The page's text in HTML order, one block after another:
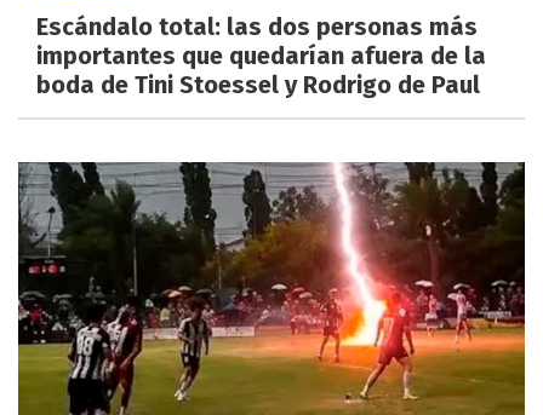
Escándalo total: las dos personas más
importantes que quedarían afuera de la
boda de Tini Stoessel y Rodrigo de Paul